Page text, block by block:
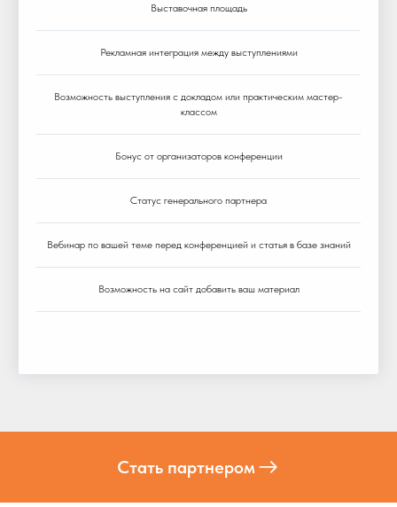
Выставочная площадь
Рекламная интеграция между выступлениями
Возможность выступления с докладом или практическим мастер-
классом
Бонус от организаторов конференции
Статус генерального партнера
Вебинар по вашей теме перед конференцией и статья в базе знаний
Возможность на сайт добавить ваш материал
Стать партнером